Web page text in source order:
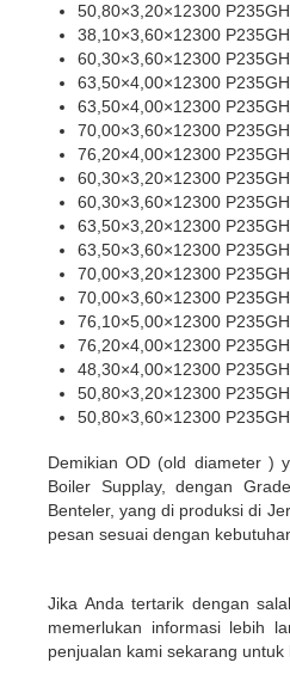
50,80×3,20×12300
38,10×3,60×12300
60,30×3,60×12300
63,50×4,00×12300
63,50×4,00×12300
70,00×3,60×12300
76,20×4,00×12300
60,30×3,20×12300
60,30×3,60×12300
63,50×3,20×12300
63,50×3,60×12300
70,00×3,20×12300
70,00×3,60×12300
76,10×5,00×12300
76,20×4,00×12300
48,30×4,00×12300
50,80×3,20×12300
50,80×3,60×12300
Demikian OD (old diameter )
Boiler Supplay, dengan
Benteler, yang di produksi di
pesan sesuai dengan
Jika Anda tertarik dengan
memerlukan informasi lebih
penjualan kami sekarang untuk